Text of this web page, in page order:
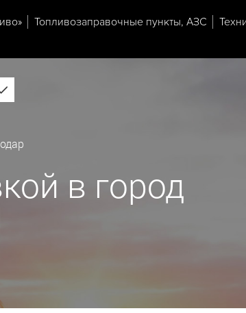
Топливозаправочные пункты, АЗС
в город